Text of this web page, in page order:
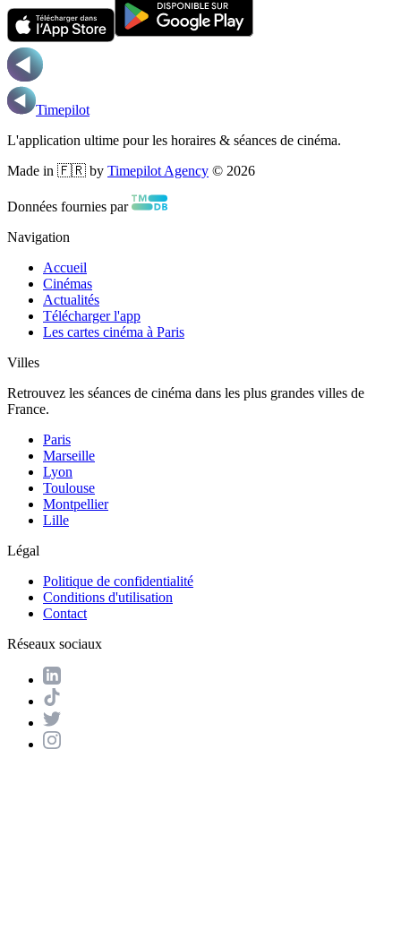
Timepilot
L'application ultime pour les horaires & séances de cinéma.
Made in 🇫🇷 by Timepilot Agency © 2026
Données fournies par
Navigation
Accueil
Cinémas
Actualités
Télécharger l'app
Les cartes cinéma à Paris
Villes
Retrouvez les séances de cinéma dans les plus grandes villes de
France.
Paris
Marseille
Lyon
Toulouse
Montpellier
Lille
Légal
Politique de confidentialité
Conditions d'utilisation
Contact
Réseaux sociaux